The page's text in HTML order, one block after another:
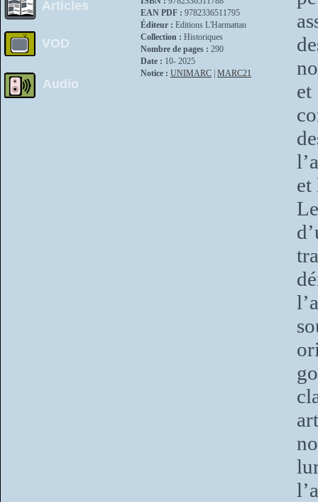
Articles
VOD
Audio
EAN PDF : 9782336511795
Éditeur : Editions L'Harmattan
Collection : Historiques
Nombre de pages : 290
Date : 10- 2025
Notice : UNIMARC MARC21
et